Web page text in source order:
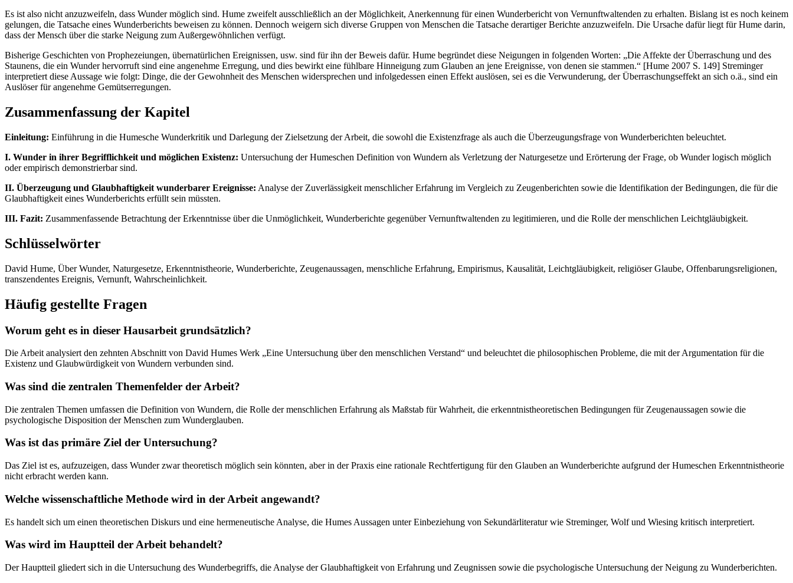
Es ist also nicht anzuzweifeln, dass Wunder möglich sind. Hume zweifelt ausschließlich an der Möglichkeit, Anerkennung für einen Wunderbericht von Vernunftwaltenden zu erhalten. Bislang ist es noch keinem
gelungen, die Tatsache eines Wunderberichts beweisen zu können. Dennoch weigern sich diverse Gruppen von Menschen die Tatsache derartiger Berichte anzuzweifeln. Die Ursache dafür liegt für Hume darin,
dass der Mensch über die starke Neigung zum Außergewöhnlichen verfügt.
Bisherige Geschichten von Prophezeiungen, übernatürlichen Ereignissen, usw. sind für ihn der Beweis dafür. Hume begründet diese Neigungen in folgenden Worten: „Die Affekte der Überraschung und des
Staunens, die ein Wunder hervorruft sind eine angenehme Erregung, und dies bewirkt eine fühlbare Hinneigung zum Glauben an jene Ereignisse, von denen sie stammen.“ [Hume 2007 S. 149] Streminger
interpretiert diese Aussage wie folgt: Dinge, die der Gewohnheit des Menschen widersprechen und infolgedessen einen Effekt auslösen, sei es die Verwunderung, der Überraschungseffekt an sich o.ä., sind ein
Auslöser für angenehme Gemütserregungen.
Zusammenfassung der Kapitel
Einleitung: Einführung in die Humesche Wunderkritik und Darlegung der Zielsetzung der Arbeit, die sowohl die Existenzfrage als auch die Überzeugungsfrage von Wunderberichten beleuchtet.
I. Wunder in ihrer Begrifflichkeit und möglichen Existenz: Untersuchung der Humeschen Definition von Wundern als Verletzung der Naturgesetze und Erörterung der Frage, ob Wunder logisch möglich
oder empirisch demonstrierbar sind.
II. Überzeugung und Glaubhaftigkeit wunderbarer Ereignisse: Analyse der Zuverlässigkeit menschlicher Erfahrung im Vergleich zu Zeugenberichten sowie die Identifikation der Bedingungen, die für die
Glaubhaftigkeit eines Wunderberichts erfüllt sein müssten.
III. Fazit: Zusammenfassende Betrachtung der Erkenntnisse über die Unmöglichkeit, Wunderberichte gegenüber Vernunftwaltenden zu legitimieren, und die Rolle der menschlichen Leichtgläubigkeit.
Schlüsselwörter
David Hume, Über Wunder, Naturgesetze, Erkenntnistheorie, Wunderberichte, Zeugenaussagen, menschliche Erfahrung, Empirismus, Kausalität, Leichtgläubigkeit, religiöser Glaube, Offenbarungsreligionen,
transzendentes Ereignis, Vernunft, Wahrscheinlichkeit.
Häufig gestellte Fragen
Worum geht es in dieser Hausarbeit grundsätzlich?
Die Arbeit analysiert den zehnten Abschnitt von David Humes Werk „Eine Untersuchung über den menschlichen Verstand“ und beleuchtet die philosophischen Probleme, die mit der Argumentation für die
Existenz und Glaubwürdigkeit von Wundern verbunden sind.
Was sind die zentralen Themenfelder der Arbeit?
Die zentralen Themen umfassen die Definition von Wundern, die Rolle der menschlichen Erfahrung als Maßstab für Wahrheit, die erkenntnistheoretischen Bedingungen für Zeugenaussagen sowie die
psychologische Disposition der Menschen zum Wunderglauben.
Was ist das primäre Ziel der Untersuchung?
Das Ziel ist es, aufzuzeigen, dass Wunder zwar theoretisch möglich sein könnten, aber in der Praxis eine rationale Rechtfertigung für den Glauben an Wunderberichte aufgrund der Humeschen Erkenntnistheorie
nicht erbracht werden kann.
Welche wissenschaftliche Methode wird in der Arbeit angewandt?
Es handelt sich um einen theoretischen Diskurs und eine hermeneutische Analyse, die Humes Aussagen unter Einbeziehung von Sekundärliteratur wie Streminger, Wolf und Wiesing kritisch interpretiert.
Was wird im Hauptteil der Arbeit behandelt?
Der Hauptteil gliedert sich in die Untersuchung des Wunderbegriffs, die Analyse der Glaubhaftigkeit von Erfahrung und Zeugnissen sowie die psychologische Untersuchung der Neigung zu Wunderberichten.